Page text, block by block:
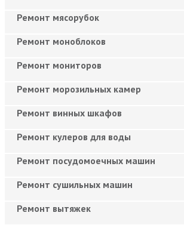
Ремонт мясорубок
Ремонт моноблоков
Ремонт мониторов
Ремонт морозильных камер
Ремонт винных шкафов
Ремонт кулеров для воды
Ремонт посудомоечных машин
Ремонт сушильных машин
Ремонт вытяжек